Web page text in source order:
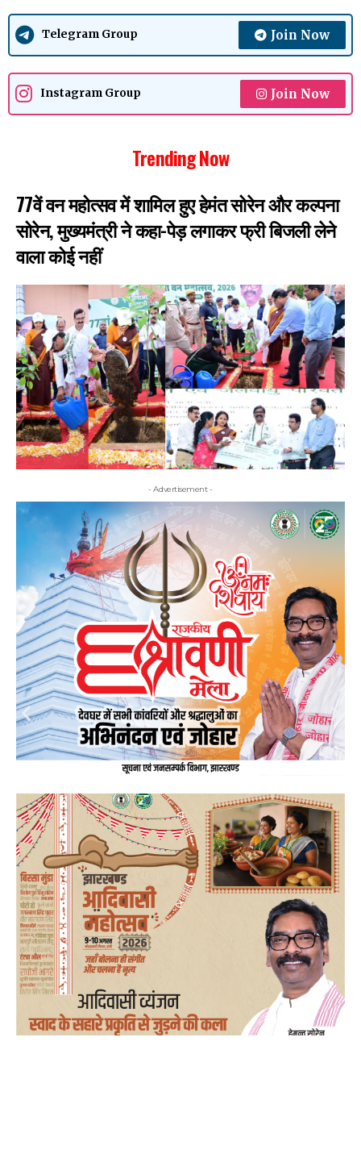
Telegram Group Join Now
Instagram Group Join Now
Trending Now
77वें वन महोत्सव में शामिल हुए हेमंत सोरेन और कल्पना
सोरेन, मुख्यमंत्री ने कहा-पेड़ लगाकर फ्री बिजली लेने
वाला कोई नहीं
- Advertisement -